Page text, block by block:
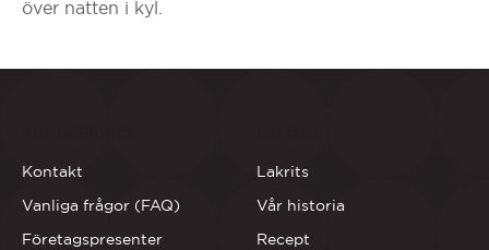
över natten i kyl.
Kontakt
Vanliga frågor (FAQ)
Företagspresenter
Lakrits
Vår historia
Recept